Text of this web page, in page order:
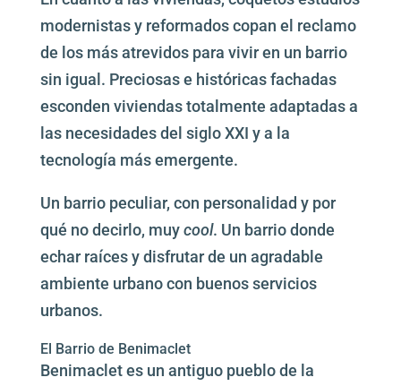
modernistas y reformados copan el reclamo
de los más atrevidos para vivir en un barrio
sin igual. Preciosas e históricas fachadas
esconden viviendas totalmente adaptadas a
las necesidades del siglo XXI y a la
tecnología más emergente.
Un barrio peculiar, con personalidad y por
qué no decirlo, muycool. Un barrio donde
echar raíces y disfrutar de un agradable
ambiente urbano con buenos servicios
urbanos.
El Barrio de Benimaclet
Benimaclet es un antiguo pueblo de la